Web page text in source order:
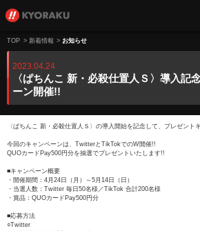
TOP > 新着情報 > お知らせ
2023.04.24
〈ぱちんこ 新・必殺仕置人Ｓ〉導入記
ーン開催!!
〈ぱちんこ 新・必殺仕置人Ｓ〉の導入開始を記念して、プレゼント
今回のキャンペーンは、TwitterとTikTokでのW開催!!
QUOカードPay500円分を抽選でプレゼントいたします!!
■キャンペーン概要
・開催期間：4月24日（月）～5月14日（日）
・当選人数：Twitter 毎日50名様／TikTok 合計200名様
・賞品：QUOカードPay500円分
■応募方法
○Twitter